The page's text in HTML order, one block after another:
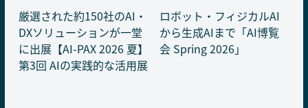
厳選された約150社のAI・
DXソリューションが一堂
に出展【AI-PAX 2026 夏】
第3回 AIの実践的な活用展
ロボット・フィジカルAI
から生成AIまで「AI博覧
会 Spring 2026」